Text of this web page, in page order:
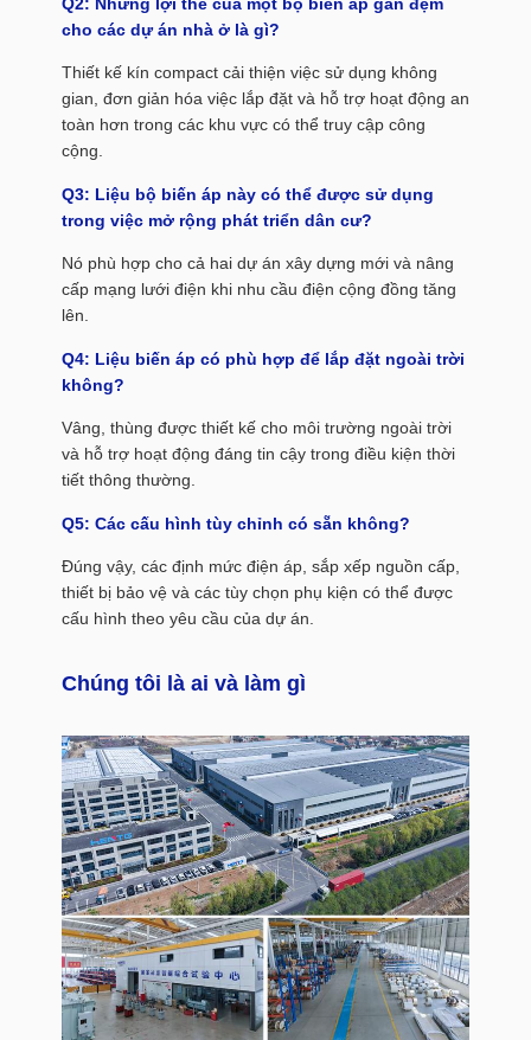
cho các dự án nhà ở là gì?
Thiết kế kín compact cải thiện việc sử dụng không
gian, đơn giản hóa việc lắp đặt và hỗ trợ hoạt động an
toàn hơn trong các khu vực có thể truy cập công
cộng.
Q3: Liệu bộ biến áp này có thể được sử dụng
trong việc mở rộng phát triển dân cư?
Nó phù hợp cho cả hai dự án xây dựng mới và nâng
cấp mạng lưới điện khi nhu cầu điện cộng đồng tăng
lên.
Q4: Liệu biến áp có phù hợp để lắp đặt ngoài trời
không?
Vâng, thùng được thiết kế cho môi trường ngoài trời
và hỗ trợ hoạt động đáng tin cậy trong điều kiện thời
tiết thông thường.
Q5: Các cấu hình tùy chỉnh có sẵn không?
Đúng vậy, các định mức điện áp, sắp xếp nguồn cấp,
thiết bị bảo vệ và các tùy chọn phụ kiện có thể được
cấu hình theo yêu cầu của dự án.
Chúng tôi là ai và làm gì